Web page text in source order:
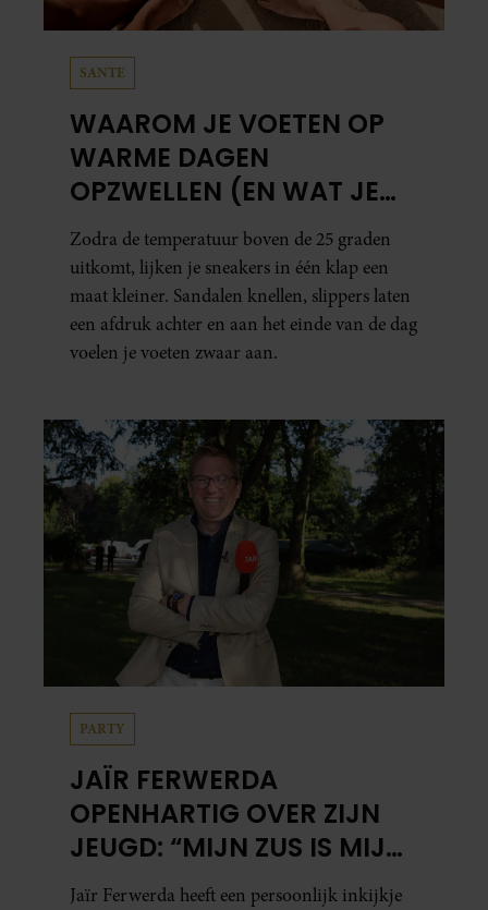
SANTE
WAAROM JE VOETEN OP
WARME DAGEN
OPZWELLEN (EN WAT JE
ERAAN KUNT DOEN)
Zodra de temperatuur boven de 25 graden
uitkomt, lijken je sneakers in één klap een
maat kleiner. Sandalen knellen, slippers laten
een afdruk achter en aan het einde van de dag
voelen je voeten zwaar aan.
PARTY
JAÏR FERWERDA
OPENHARTIG OVER ZIJN
JEUGD: “MIJN ZUS IS MIJN
MORELE KOMPAS”
Jaïr Ferwerda heeft een persoonlijk inkijkje